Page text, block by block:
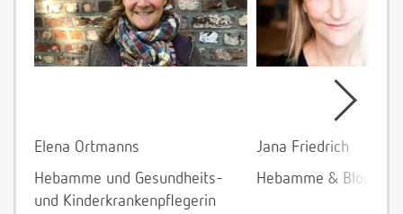
Elena Ortmanns
Hebamme und Gesundheits-
und Kinderkrankenpflegerin
Jana Friedrich
Hebamme &